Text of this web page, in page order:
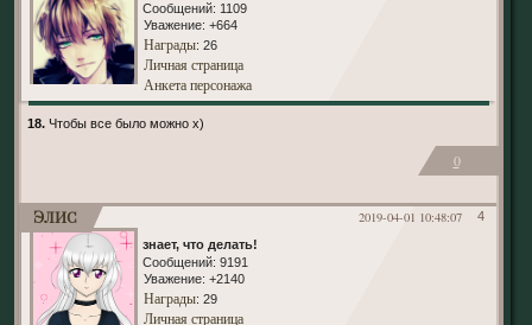
Сообщений: 1109
Уважение: +664
Награды: 26
Личная страница
Анкета персонажа
18. Чтобы все было можно х)
0
4
2019-04-01 10:48:07
Элис
знает, что делать!
Сообщений: 9191
Уважение: +2140
Награды: 29
Личная страница